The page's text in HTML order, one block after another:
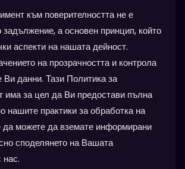
към поверителността не е
задължение, а основен принцип, който
аспекти на нашата дейност.
на прозрачността и контрола
Ви данни. Тази Политика за
има за цел да Ви предостави пълна
нашите практики за обработка на
да можете да вземате информирани
споделянето на Вашата